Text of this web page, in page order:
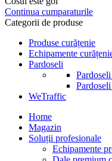
Continua cumparaturile
Categorii de produse
Produse curățenie
Echipamente
Pardoseli
WeTraffic
Home
Magazin
Soluții profesionale
Echipamente